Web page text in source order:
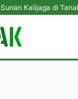
di Tanah Jawa |